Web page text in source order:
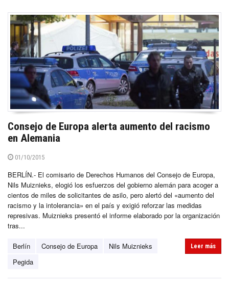
Consejo de Europa alerta aumento del racismo
en Alemania
01/10/2015
BERLÍN.- El comisario de Derechos Humanos del Consejo de Europa,
Nils Muiznieks, elogió los esfuerzos del gobierno alemán para acoger a
cientos de miles de solicitantes de asilo, pero alertó del «aumento del
racismo y la intolerancia» en el país y exigió reforzar las medidas
represivas. Muiznieks presentó el informe elaborado por la organización
tras...
Berlín Consejo de Europa
Nils Muiznieks
Pegida
Leer más